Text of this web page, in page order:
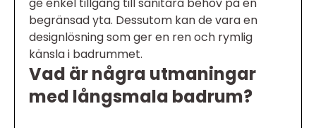
begränsad yta. Dessutom kan de vara en
designlösning som ger en ren och rymlig
känsla i badrummet.
Vad är några utmaningar
med långsmala badrum?